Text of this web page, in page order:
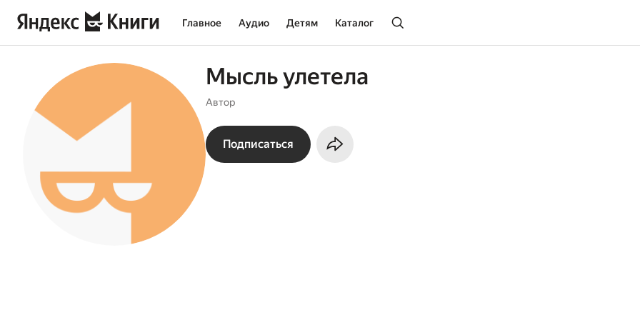
Главное Аудио Детям Каталог
Мысль улетела
Автор
Подписаться